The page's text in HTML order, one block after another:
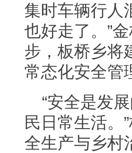
集时车辆行人
也好走了。”
步，板桥乡将
常态化安全管
“安全是发
民日常生活。
全生产与乡村